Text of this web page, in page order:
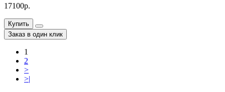
17100р.
Купить
Заказ в один клик
1
2
>
>|